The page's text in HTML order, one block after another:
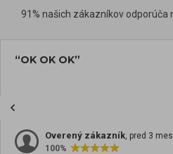
91% našich zákazníkov odporúča
“OK OK OK”
Overený zákazník, pred 3
100%